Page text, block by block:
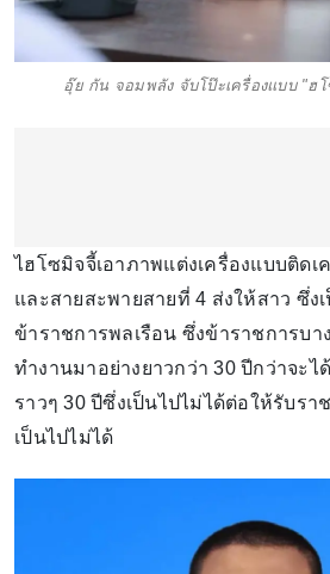
อุ๊ย กัน จอมพลัง จับโป๊ะเครื่องแบบ "ฮ
ไฮโซมิจจี้เอาภาพแต่งเครื่องแบบติด
และสายสะพายสายที่ 4 ส่งให้สาว ซึ่ง
ข้าราชการพลเรือน ซึ่งข้าราชการบา
ทำงานมาอย่างยาวกว่า 30 ปีกว่าจะ
ราวๆ 30 ปีซึ่งเป็นไปไม่ได้ต่อให้รับร
เป็นไปไม่ได้